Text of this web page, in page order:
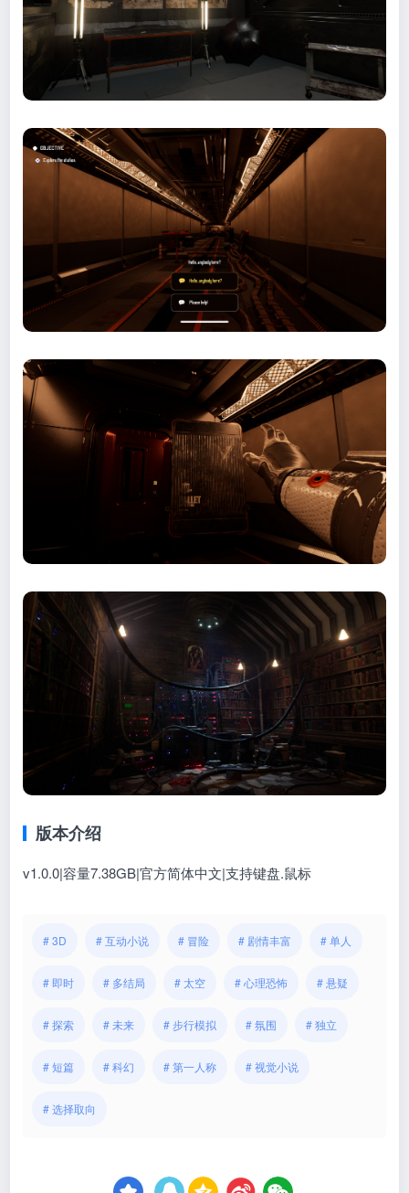
版本介绍
v1.0.0|容量7.38GB|官方简体中文|支持键盘.鼠标
# 3D # 互动小说 # 冒险 # 剧情丰富 # 单人
# 即时 # 多结局 # 太空 # 心理恐怖 # 悬疑
# 探索 # 未来 # 步行模拟 # 氛围 # 独立
# 短篇 # 科幻 # 第一人称 # 视觉小说
# 选择取向